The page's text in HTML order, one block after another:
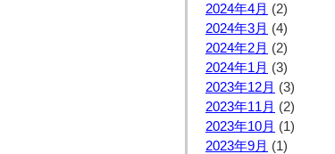
2024年4月 (2)
2024年3月 (4)
2024年2月 (2)
2024年1月 (3)
2023年12月 (3)
2023年11月 (2)
2023年10月 (1)
2023年9月 (1)